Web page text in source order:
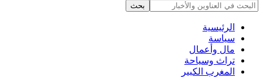
الرئيسية
سياسة
مال وأعمال
تراث وسياحة
المغرب الكبير